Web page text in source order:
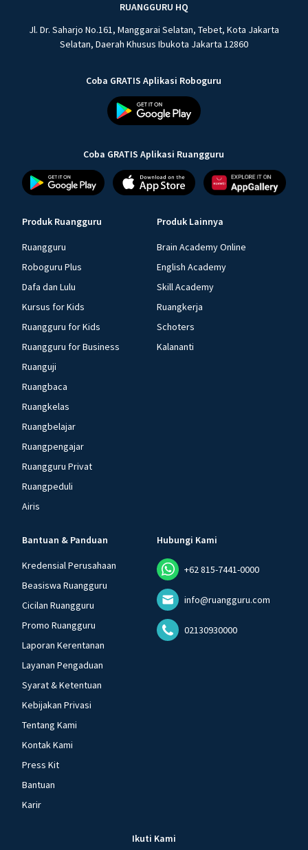
RUANGGURU HQ
Jl. Dr. Saharjo No.161, Manggarai Selatan, Tebet, Kota Jakarta
Selatan, Daerah Khusus Ibukota Jakarta 12860
Coba GRATIS Aplikasi Roboguru
Coba GRATIS Aplikasi Ruangguru
Produk Ruangguru
Ruangguru
Roboguru Plus
Dafa dan Lulu
Kursus for Kids
Ruangguru for Kids
Ruangguru for Business
Ruanguji
Ruangbaca
Ruangkelas
Ruangbelajar
Ruangpengajar
Ruangguru Privat
Ruangpeduli
Airis
Produk Lainnya
Brain Academy Online
English Academy
Skill Academy
Ruangkerja
Schoters
Kalananti
Bantuan & Panduan
Kredensial Perusahaan
Beasiswa Ruangguru
Cicilan Ruangguru
Promo Ruangguru
Laporan Kerentanan
Layanan Pengaduan
Syarat & Ketentuan
Kebijakan Privasi
Tentang Kami
Kontak Kami
Press Kit
Bantuan
Karir
Hubungi Kami
+62 815-7441-0000
info@ruangguru.com
02130930000
Ikuti Kami